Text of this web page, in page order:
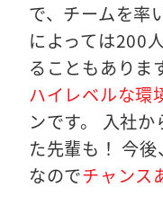
で、チームを率
によっては200
ることもありま
ハイレベルな環
ンです。 入社
た先輩も！ 今
なのでチャンス